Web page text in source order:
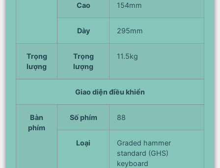
Cao 154mm
Dày 295mm
Trọng
lượng
Trọng
lượng
11.5kg
Giao diện điều khiển
Bàn
phím
Số phím 88
Loại
Graded hammer
standard (GHS)
keyboard